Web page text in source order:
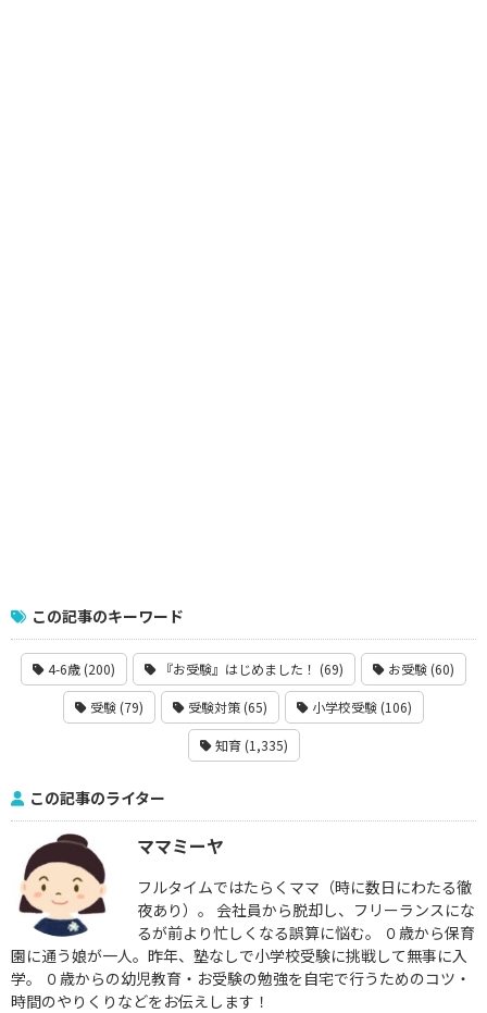
この記事のキーワード
4-6歳 (200) 『お受験』はじめました！ (69) お受験 (60)
受験 (79) 受験対策 (65) 小学校受験 (106)
知育 (1,335)
この記事のライター
ママミーヤ
フルタイムではたらくママ（時に数日にわたる徹
夜あり）。 会社員から脱却し、フリーランスにな
るが前より忙しくなる誤算に悩む。 ０歳から保育
園に通う娘が一人。昨年、塾なしで小学校受験に挑戦して無事に入
学。 ０歳からの幼児教育・お受験の勉強を自宅で行うためのコツ・
時間のやりくりなどをお伝えします！